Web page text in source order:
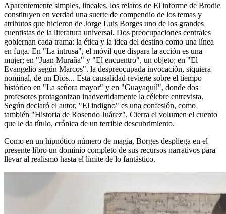
Aparentemente simples, lineales, los relatos de El informe de Brodie
constituyen en verdad una suerte de compendio de los temas y
atributos que hicieron de Jorge Luis Borges uno de los grandes
cuentistas de la literatura universal. Dos preocupaciones centrales
gobiernan cada trama: la ética y la idea del destino como una línea
en fuga. En "La intrusa", el móvil que dispara la acción es una
mujer; en "Juan Muraña" y "El encuentro", un objeto; en "El
Evangelio según Marcos". la despreocupada invocación, siquiera
nominal, de un Dios... Esta causalidad revierte sobre el tiempo
histórico en "La señora mayor" y en "Guayaquil", donde dos
profesores protagonizan inadvertidamente la célebre entrevista.
Según declaró el autor, "El indigno" es una confesión, como
también "Historia de Rosendo Juárez". Cierra el volumen el cuento
que le da título, crónica de un terrible descubrimiento.
Como en un hipnótico número de magia, Borges despliega en el
presente libro un dominio completo de sus recursos narrativos para
llevar al realismo hasta el límite de lo fantástico.